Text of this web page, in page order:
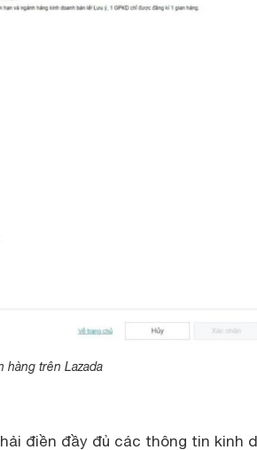
hàng trên Lazada
điền đầy đủ các thông tin kinh